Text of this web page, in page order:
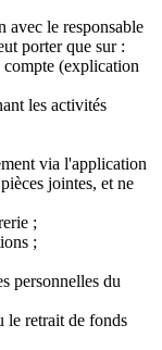
avec le responsable
porter que sur :
compte (explication
les activités
via l'application
jointes, et ne
;
;
personnelles du
le retrait de fonds